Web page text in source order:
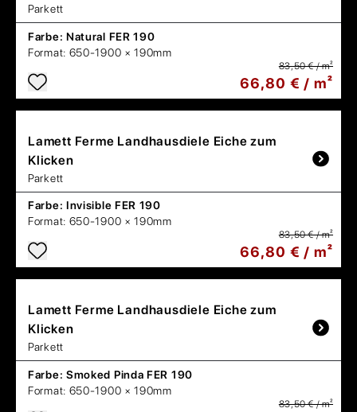
Parkett
Farbe: Natural FER 190
Format: 650-1900 × 190mm
83,50 € / m²
66,80 € / m²
Lamett Ferme Landhausdiele Eiche zum
Klicken
Parkett
Farbe: Invisible FER 190
Format: 650-1900 × 190mm
83,50 € / m²
66,80 € / m²
Lamett Ferme Landhausdiele Eiche zum
Klicken
Parkett
Farbe: Smoked Pinda FER 190
Format: 650-1900 × 190mm
83,50 € / m²